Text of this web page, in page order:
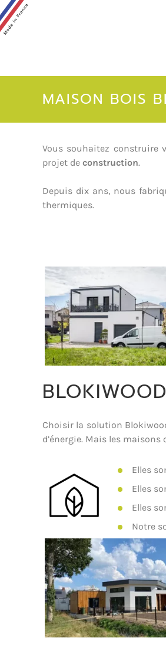
MAISON BOIS
Vous souhaitez construire
projet de construction.
Depuis dix ans, nous
thermiques.
Choisir la solution
d’énergie. Mais les
Elles
Elles
Elles
Notre